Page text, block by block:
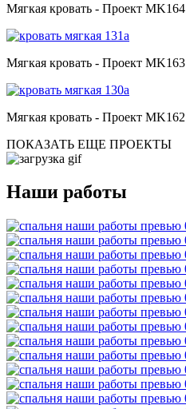
Мягкая кровать - Проект MK164
Мягкая кровать - Проект MK163
Мягкая кровать - Проект MK162
ПОКАЗАТЬ ЕЩЕ ПРОЕКТЫ
Наши работы